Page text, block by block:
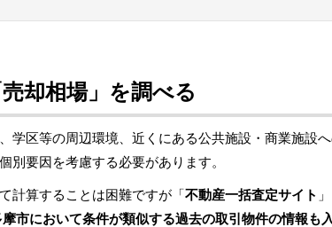
却相場」を調べる
学区等の周辺環境、近くにある公共施設・商業施設
要因を考慮する必要があります。
計算することは困難ですが「不動産一括査定サイト
摩市において条件が類似する過去の取引物件の情報も